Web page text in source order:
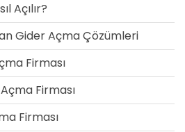
Açılır?
Gider Açma Çözümleri
Firması
Açma Firması
Firması